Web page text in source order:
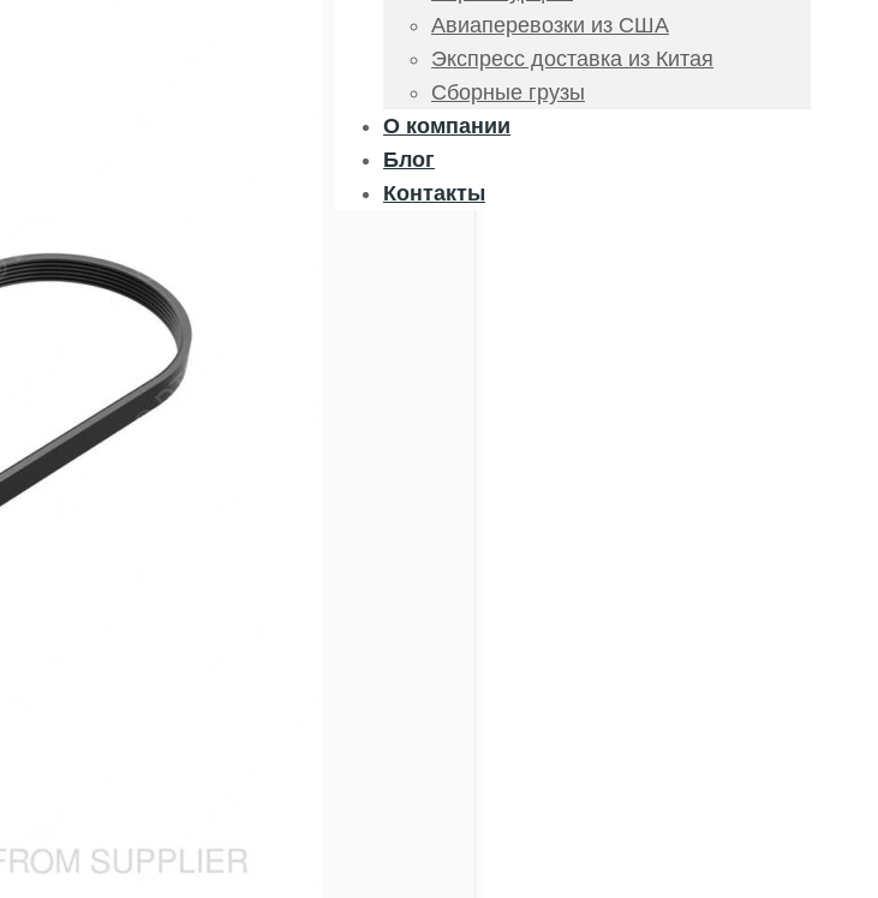
Авиаперевозки из США
Экспресс доставка из Китая
Сборные грузы
О компании
Блог
Контакты